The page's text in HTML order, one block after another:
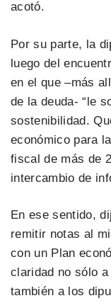
acotó.
Por su parte, la
luego del
en el que –más
de la deuda- “le
sostenibilidad.
económico para
fiscal de más de
intercambio de
En ese sentido,
remitir notas al
con un Plan
claridad no sólo
también a los